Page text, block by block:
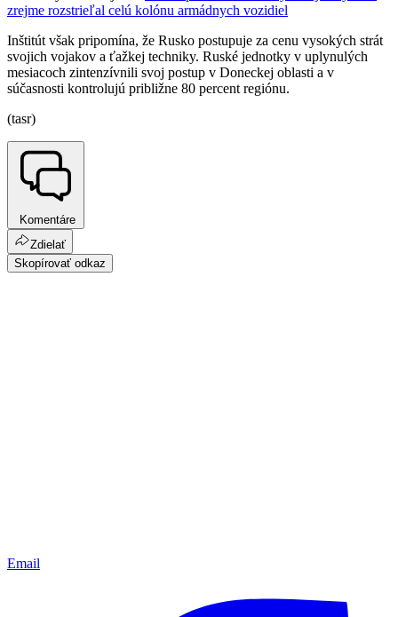
zrejme rozstrieľal celú kolónu armádnych vozidiel
Inštitút však pripomína, že Rusko postupuje za cenu vysokých strát
svojich vojakov a ťažkej techniky. Ruské jednotky v uplynulých
mesiacoch zintenzívnili svoj postup v Doneckej oblasti a v
súčasnosti kontrolujú približne 80 percent regiónu.
(tasr)
Komentáre
Zdielať
Skopírovať odkaz
Email